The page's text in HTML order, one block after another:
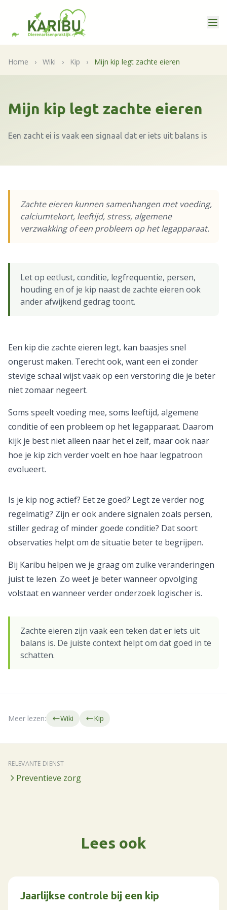
Home › Wiki › Kip › Mijn kip legt zachte eieren
Mijn kip legt zachte eieren
Een zacht ei is vaak een signaal dat er iets uit balans is
Zachte eieren kunnen samenhangen met voeding,
calciumtekort, leeftijd, stress, algemene
verzwakking of een probleem op het legapparaat.
Let op eetlust, conditie, legfrequentie, persen,
houding en of je kip naast de zachte eieren ook
ander afwijkend gedrag toont.
Een kip die zachte eieren legt, kan baasjes snel
ongerust maken. Terecht ook, want een ei zonder
stevige schaal wijst vaak op een verstoring die je beter
niet zomaar negeert.
Soms speelt voeding mee, soms leeftijd, algemene
conditie of een probleem op het legapparaat. Daarom
kijk je best niet alleen naar het ei zelf, maar ook naar
hoe je kip zich verder voelt en hoe haar legpatroon
evolueert.
Is je kip nog actief? Eet ze goed? Legt ze verder nog
regelmatig? Zijn er ook andere signalen zoals persen,
stiller gedrag of minder goede conditie? Dat soort
observaties helpt om de situatie beter te begrijpen.
Bij Karibu helpen we je graag om zulke veranderingen
juist te lezen. Zo weet je beter wanneer opvolging
volstaat en wanneer verder onderzoek logischer is.
Zachte eieren zijn vaak een teken dat er iets uit
balans is. De juiste context helpt om dat goed in te
schatten.
Meer lezen: Wiki Kip
RELEVANTE DIENST
Preventieve zorg
Lees ook
Jaarlijkse controle bij een kip